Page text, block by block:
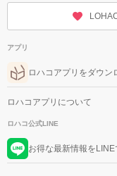
アプリ
ロハコアプリをダウン
ロハコアプリについて
ロハコ公式LINE
お得な最新情報を